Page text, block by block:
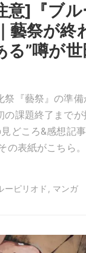
意]『ブル
藝祭が終
る”噂が
祭『藝祭』の準
の課題終了まで
どころ&感想記
の表紙がこちら
ーピリオド, マンガ